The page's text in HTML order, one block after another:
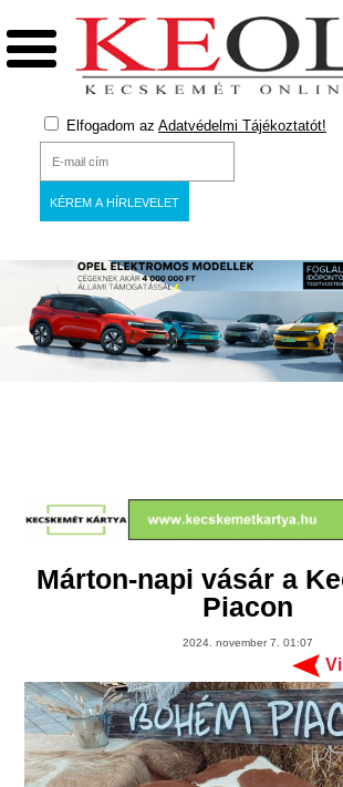
Elfogadom az Adatvédelmi Tájékoztatót!
Márton-napi vásár a
Piacon
2024. november 7. 01:07